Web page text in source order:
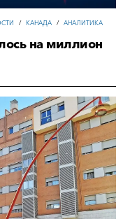
/ КАНАДА / АНАЛИТИКА
на миллион